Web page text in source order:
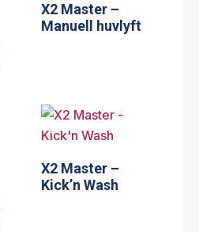
X2 Master –
Manuell huvlyft
X2 Master –
Kick’n Wash